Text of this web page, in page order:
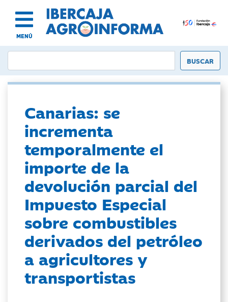
MENÚ
Canarias: se
incrementa
temporalmente el
importe de la
devolución parcial del
Impuesto Especial
sobre combustibles
derivados del petróleo
a agricultores y
transportistas